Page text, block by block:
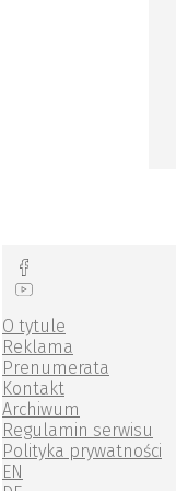
O tytule
Reklama
Prenumerata
Kontakt
Archiwum
Regulamin serwisu
Polityka prywatności
EN